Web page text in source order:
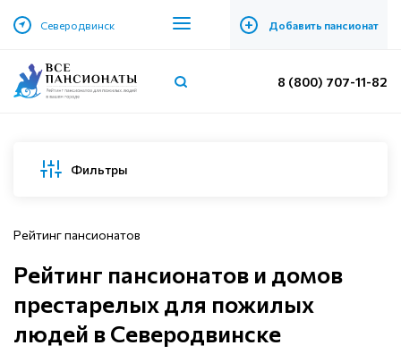
Северодвинск + Добавить пансионат
8 (800) 707-11-82
Фильтры
Рейтинг пансионатов
Рейтинг пансионатов и домов
престарелых для пожилых
людей в Северодвинске